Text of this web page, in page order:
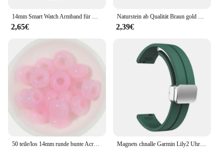
14mm Smart Watch Armband für Garmin Lilie Armband Armband Frauen weichen Silikon Sport Armband Garmin lily Uhr Zubehör
2,65€
Naturstein ab Qualität Braun gold Farbe Tigerauge Achat runde lose Perlen 15 "Strang 3 4 6 8 10 12 14mm Pick größe
2,39€
Magnets chnalle Garmin Lily2 Uhren armband Sport Universal Original Silikon 14mm atmungsaktives Silikon für Garmin Lilie 2 14mm